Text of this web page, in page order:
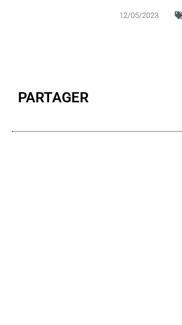
12/05/2023
PARTAGER